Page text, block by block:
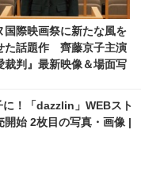
国際映画祭に新たな風を
た話題作 齊藤京子主演
裁判』最新映像＆場面写
！「dazzlin」WEBスト
開始 2枚目の写真・画像 |